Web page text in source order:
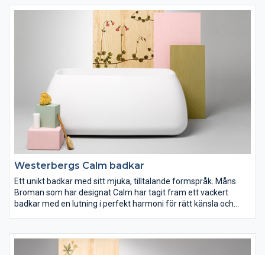
dekorativa detaljer
Westerbergs Calm badkar
Ett unikt badkar med sitt mjuka, tilltalande formspråk. Måns
Broman som har designat Calm har tagit fram ett vackert
badkar med en lutning i perfekt harmoni för rätt känsla och